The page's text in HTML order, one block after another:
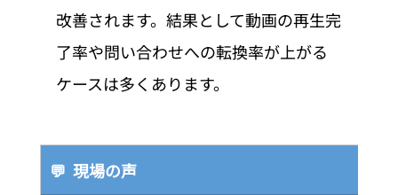
改善されます。結果として動画の再生完
了率や問い合わせへの転換率が上がる
ケースは多くあります。
💬  現場の声